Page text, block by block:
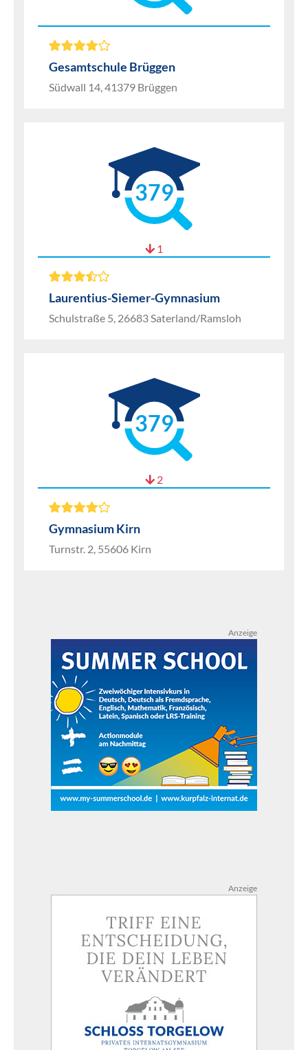
Gesamtschule Brüggen
Südwall 14, 41379 Brüggen
379
1
Laurentius-Siemer-Gymnasium
Schulstraße 5, 26683 Saterland/Ramsloh
379
2
Gymnasium Kirn
Turnstr. 2, 55606 Kirn
Anzeige
Anzeige